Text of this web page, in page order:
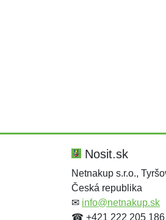
Nosit.sk
Netnakup s.r.o.,
Česká republika
✉ info@netnakup.sk
☎ +421 222 205 186